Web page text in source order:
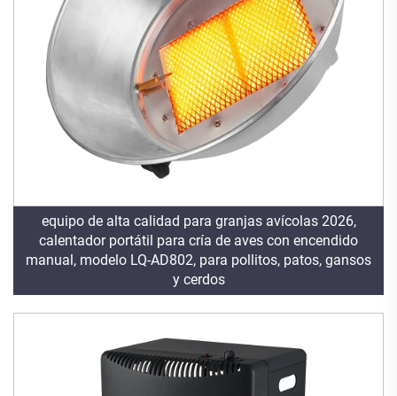
equipo de alta calidad para granjas avícolas 2026,
calentador portátil para cría de aves con encendido
manual, modelo LQ-AD802, para pollitos, patos, gansos
y cerdos